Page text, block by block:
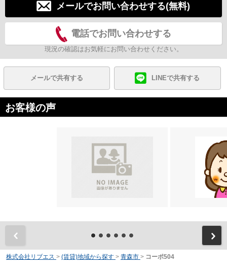
メールでお問い合わせする(無料)
電話でお問い合わせする
現況の確認はお気軽にお問い合わせください。
メールで共有する LINEで共有する
お客様の声
株式会社リブエス > (賃貸)地域から探す > 青森市 > コーポ504